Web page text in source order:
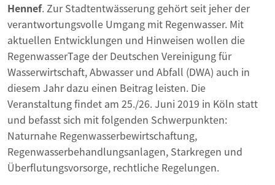
Hennef. Zur Stadtentwässerung gehört seit jeher der
verantwortungsvolle Umgang mit Regenwasser. Mit
aktuellen Entwicklungen und Hinweisen wollen die
RegenwasserTage der Deutschen Vereinigung für
Wasserwirtschaft, Abwasser und Abfall (DWA) auch in
diesem Jahr dazu einen Beitrag leisten. Die
Veranstaltung findet am 25./26. Juni 2019 in Köln statt
und befasst sich mit folgenden Schwerpunkten:
Naturnahe Regenwasserbewirtschaftung,
Regenwasserbehandlungsanlagen, Starkregen und
Überflutungsvorsorge, rechtliche Regelungen.